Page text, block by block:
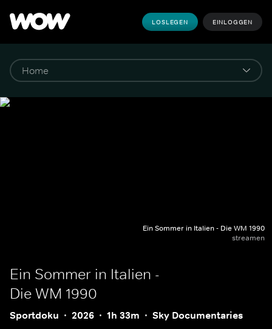
LOSLEGEN EINLOGGEN
Ein Sommer in Italien - Die WM 1990
streamen
Ein Sommer in Italien -
Die WM 1990
Sportdoku 2026 1h 33m Sky Documentaries